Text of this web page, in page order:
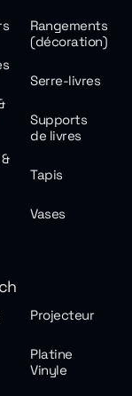
Rangements
(décoration)
Serre-livres
Supports
de livres
Tapis
Vases
Projecteur
Platine
Vinyle